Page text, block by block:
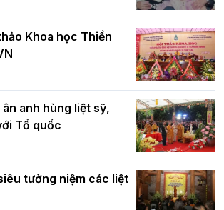
Khoa học Thiền
anh hùng liệt sỹ,
Tổ quốc
tưởng niệm các liệt